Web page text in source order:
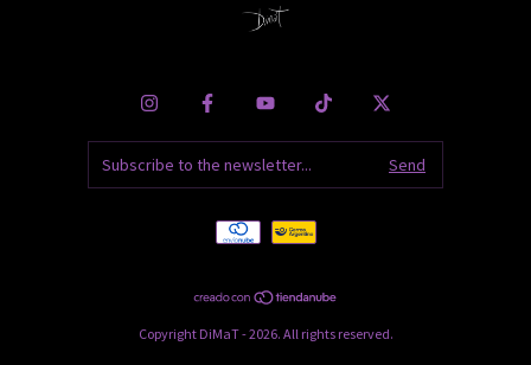
Copyright DiMaT - 2026. All rights reserved.